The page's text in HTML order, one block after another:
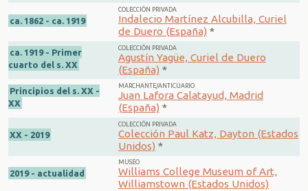
ca. 1862 - ca. 1919
COLECCIÓN PRIVADA
Indalecio Martínez Alcubilla, Curiel
de Duero (España) *
ca. 1919 - Primer
cuarto del s. XX
COLECCIÓN PRIVADA
Agustín Yagüe, Curiel de Duero
(España) *
Principios del s. XX -
XX
MARCHANTE/ANTICUARIO
Juan Lafora Calatayud, Madrid
(España) *
XX - 2019
COLECCIÓN PRIVADA
Colección Paul Katz, Dayton (Estados
Unidos) *
2019 - actualidad
MUSEO
Williams College Museum of Art,
Williamstown (Estados Unidos)